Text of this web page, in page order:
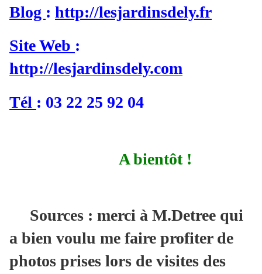
Blog : http://lesjardinsdely.fr
Site Web :
http://lesjardinsdely.com
Tél : 03 22 25 92 04
A bientôt !
Sources : merci à M.Detree qui
a bien voulu me faire profiter de
photos prises lors de visites des